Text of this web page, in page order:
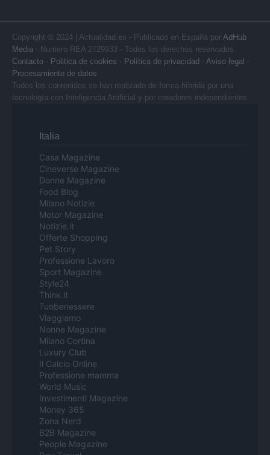
Copyright © 2024 | Actualidad.es - Publicado en España por AdHub
Media - Numero REA 2729933 - Todos los derechos reservados.
Contacto - Politica de cookies - Política de privacidad - Aviso legal -
Procesamiento de datos
Todos los contenidos se han realizado de forma híbrida por una
tecnología con Inteligencia Artificial y por creadores independientes
Italia
Casa Magazine
Cineverse Magazine
Donne Magazine
Food Blog
Milano Notizie
Motor Magazine
Notizie.it
Offerte Shopping
Pet Story
Professione Lavoro
Sport Magazine
Style24
Think.it
Tuobenessere
Viaggiamo
Nonne Magazine
Milano Cortina
Luxury Club
Il Calcio Online
Professione mamma
World Music
Investimenti Magazine
Money 365
Zona Nerd
B2B Magazine
People Magazine